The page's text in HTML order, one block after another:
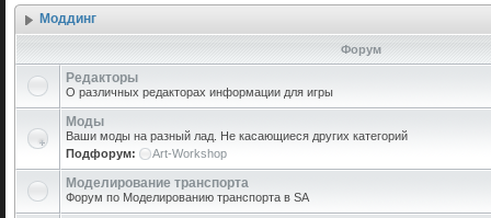
Моддинг
Форум
Редакторы
О различных редакторах информации для игры
Моды
Ваши моды на разный лад. Не касающиеся других категорий
Подфорум:
Art-Workshop
Моделирование транспорта
Форум по Моделированию транспорта в SA